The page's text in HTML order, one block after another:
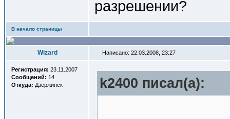
разрешении?
В начало страницы
Wizard Написано: 22.03.2008, 23:27
Регистрация: 23.11.2007
Сообщений: 14
Откуда: Дзержинск k2400 писал(a):